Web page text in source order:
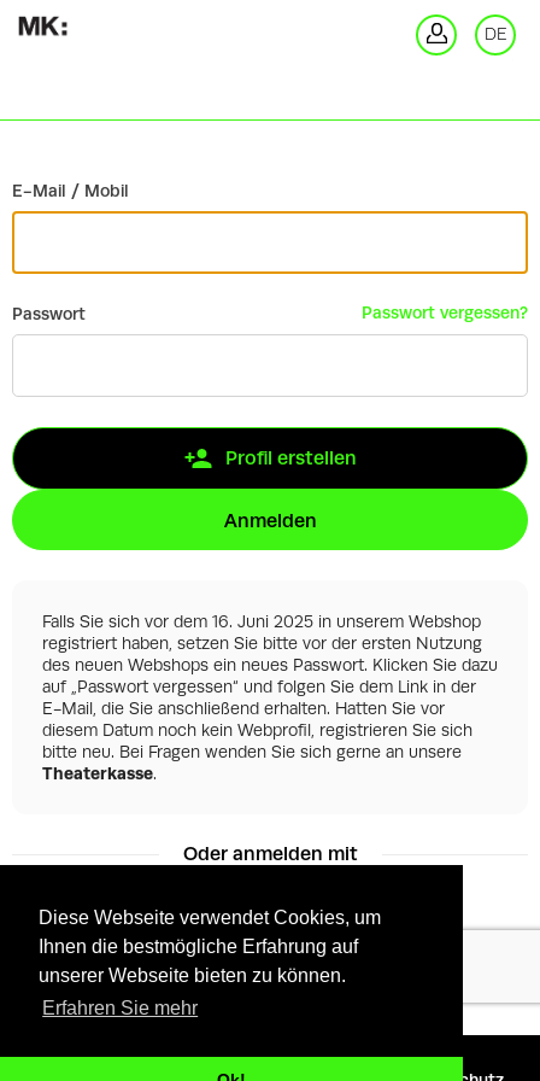
Diese Webseite verwendet Cookies, um
Ihnen die bestmögliche Erfahrung auf
unserer Webseite bieten zu können.
Erfahren Sie mehr
DE
E-Mail / Mobil
Passwort Passwort vergessen?
Profil erstellen
Anmelden
Falls Sie sich vor dem 16. Juni 2025 in unserem Webshop
registriert haben, setzen Sie bitte vor der ersten Nutzung
des neuen Webshops ein neues Passwort. Klicken Sie dazu
auf „Passwort vergessen“ und folgen Sie dem Link in der
E-Mail, die Sie anschließend erhalten. Hatten Sie vor
diesem Datum noch kein Webprofil, registrieren Sie sich
bitte neu. Bei Fragen wenden Sie sich gerne an unsere
Theaterkasse.
Oder anmelden mit
Facebook